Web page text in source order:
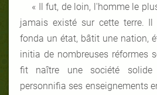
« Il fut, de loin, l'homme le
jamais existé sur cette terre. Il
fonda un état, bâtit une nation,
initia de nombreuses réformes
fit naître une société solide
personnifia ses enseignements